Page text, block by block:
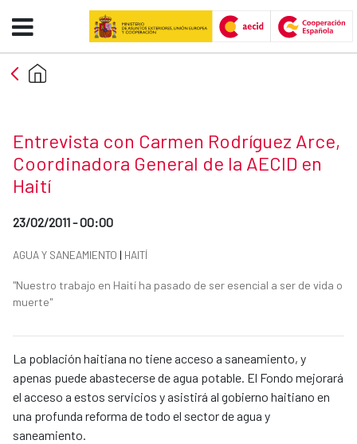
Skip to Main Content
Entrevista con Carmen
News title
Entrevista con Carmen Rodríguez Arce,
Coordinadora General de la AECID en
Haití
Date of publication of the news item
23/02/2011 - 00:00
News categories
AGUA Y SANEAMIENTO | HAITÍ
Summary of the news
"Nuestro trabajo en Haití ha pasado de ser esencial a ser de vida o
muerte"
News content
La población haitiana no tiene acceso a saneamiento, y
apenas puede abastecerse de agua potable. El Fondo mejorará
el acceso a estos servicios y asistirá al gobierno haitiano en
una profunda reforma de todo el sector de agua y
saneamiento.